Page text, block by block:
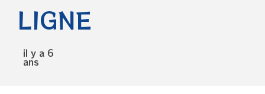
LIGNE
il y a 6
ans